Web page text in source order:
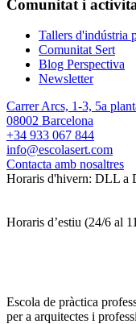
Comunitat i
Tallers d'indústria
Comunitat Sert
Blog Perspectiva
Newsletter
Carrer Arcs, 1-3, 5a
08002 Barcelona
+34 933 067 844
info@escolasert.com
Contacta amb nosaltres
Horaris d'hivern: DLL a
Horaris d’estiu (24/6 al
Escola de pràctica
per a arquitectes i